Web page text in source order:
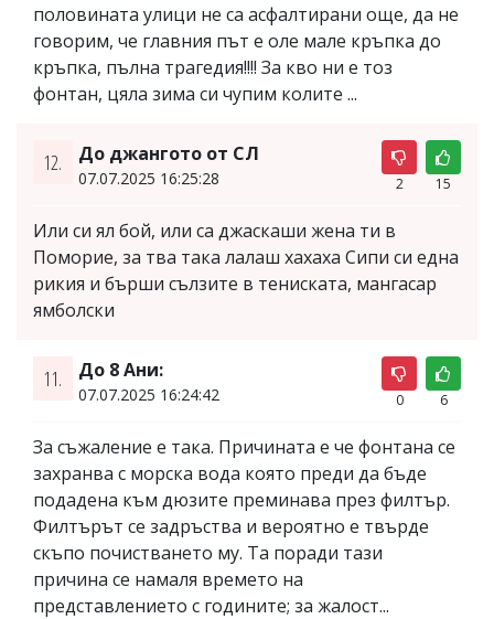
половината улици не са асфалтирани още, да не
говорим, че главния път е оле мале кръпка до
кръпка, пълна трагедия!!!! За кво ни е тоз
фонтан, цяла зима си чупим колите ...
12. До джангото от СЛ
07.07.2025 16:25:28 2 15
Или си ял бой, или са джаскаши жена ти в
Поморие, за тва така лалаш хахаха Сипи си една
рикия и бърши сълзите в тениската, мангасар
ямболски
11. До 8 Ани:
07.07.2025 16:24:42 0 6
За съжаление е така. Причината е че фонтана се
захранва с морска вода която преди да бъде
подадена към дюзите преминава през филтър.
Филтърът се задръства и вероятно е твърде
скъпо почистването му. Та поради тази
причина се намаля времето на
представлението с годините; за жалост...